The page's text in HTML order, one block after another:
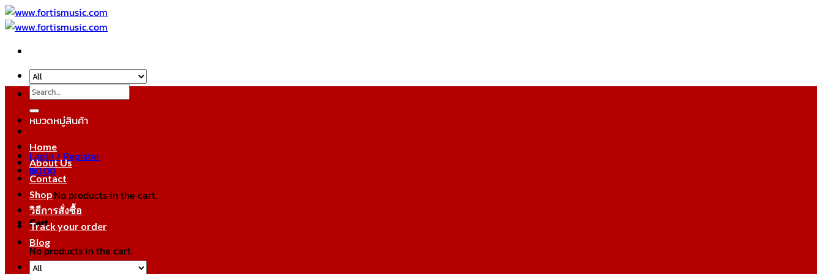
Skip
to
Search
for:
Login / Register
฿0.00
No products in the cart.
Cart
No products in the cart.
หมวดหมู่สินค้า
Home
About Us
Contact
Shop
วิธีการสั่งซื้อ
Track your order
Blog